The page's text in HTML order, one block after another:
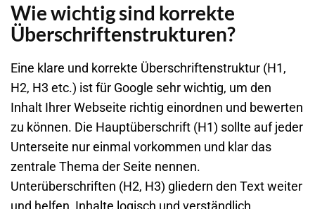
Wie wichtig sind korrekte
Überschriftenstrukturen?
Eine klare und korrekte Überschriftenstruktur (H1,
H2, H3 etc.) ist für Google sehr wichtig, um den
Inhalt Ihrer Webseite richtig einordnen und bewerten
zu können. Die Hauptüberschrift (H1) sollte auf jeder
Unterseite nur einmal vorkommen und klar das
zentrale Thema der Seite nennen.
Unterüberschriften (H2, H3) gliedern den Text weiter
und helfen, Inhalte logisch und verständlich